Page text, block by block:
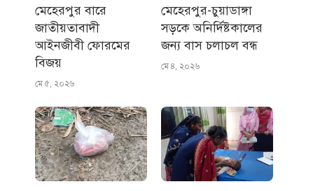
মেহেরপুর বারে
জাতীয়তাবাদী
আইনজীবী ফোরমের
বিজয়
মে ৫, ২০২৬
মেহেরপুর-চুয়াডাঙ্গা
সড়কে অনির্দিষ্টকালের
জন্য বাস চলাচল বন্ধ
মে ৪, ২০২৬